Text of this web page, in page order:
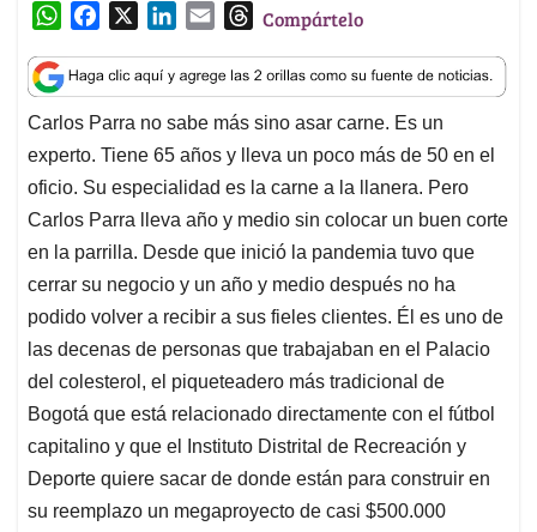
W
a
t
s
A
p
p
c
e
b
o
o
k
n
k
e
d
I
n
a
i
l
T
r
e
a
d
s
Compártelo
Carlos Parra no sabe más sino asar carne. Es un
experto. Tiene 65 años y lleva un poco más de 50 en el
oficio. Su especialidad es la carne a la llanera. Pero
Carlos Parra lleva año y medio sin colocar un buen corte
en la parrilla. Desde que inició la pandemia tuvo que
cerrar su negocio y un año y medio después no ha
podido volver a recibir a sus fieles clientes. Él es uno de
las decenas de personas que trabajaban en el Palacio
del colesterol, el piqueteadero más tradicional de
Bogotá que está relacionado directamente con el fútbol
capitalino y que el Instituto Distrital de Recreación y
Deporte quiere sacar de donde están para construir en
su reemplazo un megaproyecto de casi $500.000